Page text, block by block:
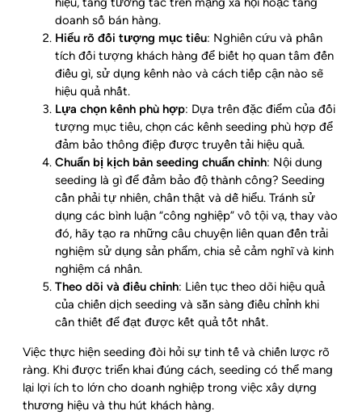
doanh số bán hàng.
Hiểu rõ đối tượng mục tiêu: Nghiên cứu và phân
tích đối tượng khách hàng để biết họ quan tâm đến
điều gì, sử dụng kênh nào và cách tiếp cận nào sẽ
hiệu quả nhất.
Lựa chọn kênh phù hợp: Dựa trên đặc điểm của đối
tượng mục tiêu, chọn các kênh seeding phù hợp để
đảm bảo thông điệp được truyền tải hiệu quả.
Chuẩn bị kịch bản seeding chuẩn chỉnh: Nội dung
seeding là gì để đảm bảo độ thành công? Seeding
cần phải tự nhiên, chân thật và dễ hiểu. Tránh sử
dụng các bình luận “công nghiệp” vô tội vạ, thay vào
đó, hãy tạo ra những câu chuyện liên quan đến trải
nghiệm sử dụng sản phẩm, chia sẻ cảm nghĩ và kinh
nghiệm cá nhân.
Theo dõi và điều chỉnh: Liên tục theo dõi hiệu quả
của chiến dịch seeding và sẵn sàng điều chỉnh khi
cần thiết để đạt được kết quả tốt nhất.
Việc thực hiện seeding đòi hỏi sự tinh tế và chiến lược rõ
ràng. Khi được triển khai đúng cách, seeding có thể mang
lại lợi ích to lớn cho doanh nghiệp trong việc xây dựng
thương hiệu và thu hút khách hàng.